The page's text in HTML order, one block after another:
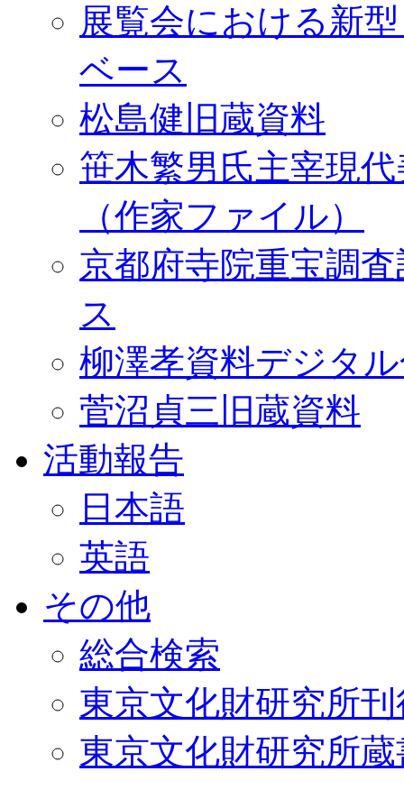
展覧会における新
ベース
松島健旧蔵資料
笹木繁男氏主宰現
（作家ファイル）
京都府寺院重宝調
ス
柳澤孝資料デジタ
菅沼貞三旧蔵資料
活動報告
日本語
英語
その他
総合検索
東京文化財研究所
東京文化財研究所